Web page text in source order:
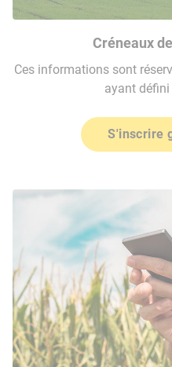
Créneaux
Ces informations sont
ayant défini
S'inscrire